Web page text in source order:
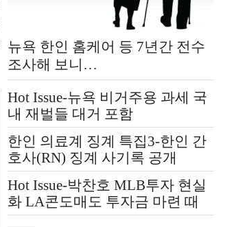
뉴욕 한인 홈케어 등 7년간 전수
조사해 보니…
Hot Issue-뉴욕 비거주용 과세 국
내 재벌들 대거 포함
한인 의료계 징계 특집3-한인 간
호사(RN) 징계 사기록 공개
Hot Issue-박찬호 MLB투자 현실
화 LA콘도매도 투자금 마련 때
문?